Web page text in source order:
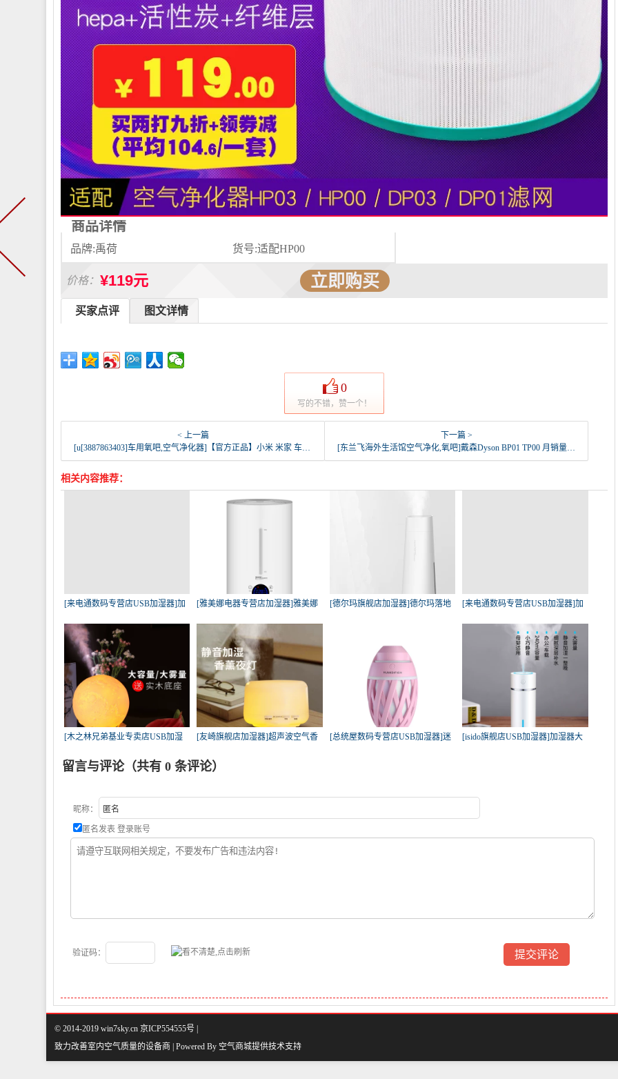
商品详情
品牌:禹荷 货号:适配HP00
价格： ¥119元 立即购买
图文详情
买家点评
0
写的不错，赞一个！
< 上一篇
[u[3887863403]车用氧吧,空气净化器]【官方正品】小米 米家 车载空气净化月销量0件仅售198元
下一篇 >
[东兰飞海外生活馆空气净化,氧吧]戴森Dyson BP01 TP00 月销量48件仅售2490元
相关内容推荐：
[来电通数码专营店USB加湿器]加
湿
[雅美娜电器专营店加湿器]雅美娜
上
[德尔玛旗舰店加湿器]德尔玛落地
[来电通数码专营店USB加湿器]加
湿
[木之林兄弟基业专卖店USB加湿
[友崎旗舰店加湿器]超声波空气香
[总统屋数码专营店USB加湿器]迷
[isido旗舰店USB加湿器]加湿器大
留言与评论（共有 0 条评论）
昵称：
匿名发表 登录账号
验证码：
© 2014-2019 win7sky.cn 京ICP554555号 |
致力改善室内空气质量的设备商 | Powered By 空气商城提供技术支持